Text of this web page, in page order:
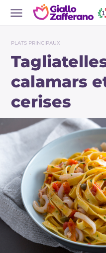
PLATS PRINCIPAUX
calamars
cerises